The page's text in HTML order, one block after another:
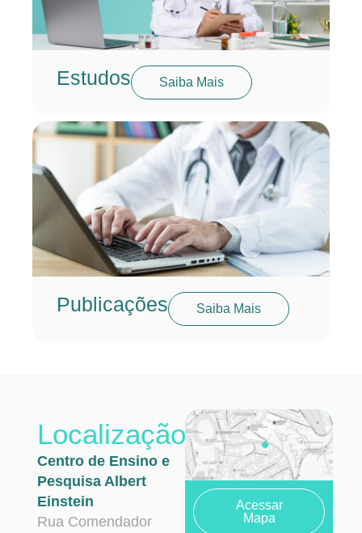
Estudos Saiba Mais
Publicações Saiba Mais
Localização
Centro de Ensino e
Pesquisa Albert
Einstein
Rua Comendador
Acessar
Mapa